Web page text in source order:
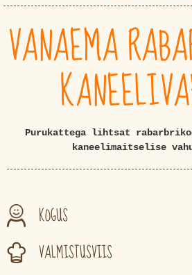
VANAEMA
Purukattega lihtsat
kaneelimaitselise
KOGUS
VALMISTUSVIIS